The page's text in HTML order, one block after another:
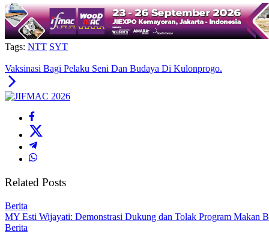
Tags: NTT SYT
Vaksinasi Bagi Pelaku Seni Dan Budaya Di Kulonprogo.
Related Posts
Berita
MY Esti Wijayati: Demonstrasi Dukung dan Tolak Program Makan
Berita